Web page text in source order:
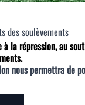
des soulèvements
la répression, au
nous permettra de